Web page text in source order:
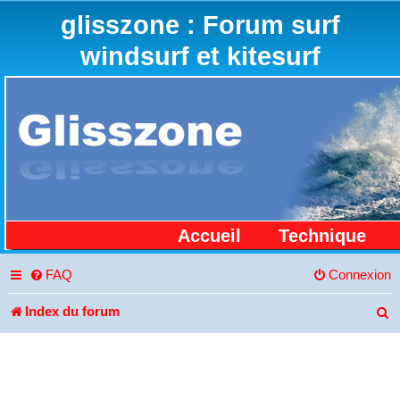
glisszone : Forum surf
windsurf et kitesurf
Accueil Technique
FAQ Connexion
Index du forum